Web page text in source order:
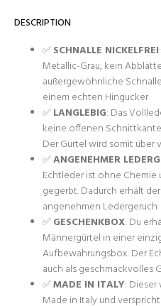
DESCRIPTION
✅SCHNALLE NICKELFREI
Metallic-Grau, kein
außergewöhnliche
einem echten Hingucker
✅LANGLEBIG: Das
keine offenen
Der Gürtel wird somit über
✅ANGENEHMER
Echtleder ist ohne
gegerbt. Dadurch erhält
angenehmen Ledergeruch
✅GESCHENKBOX: Du
Männergürtel in einer
Aufbewahrungsbox. Der
auch als geschmackvolles
✅MADE IN ITALY:
Made in Italy und